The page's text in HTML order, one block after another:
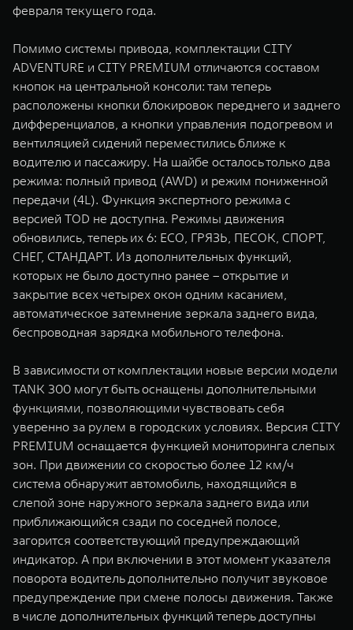
февраля текущего года.
Помимо системы привода, комплектации CITY
ADVENTURE и CITY PREMIUM отличаются составом
кнопок на центральной консоли: там теперь
расположены кнопки блокировок переднего и заднего
дифференциалов, а кнопки управления подогревом и
вентиляцией сидений переместились ближе к
водителю и пассажиру. На шайбе осталось только два
режима: полный привод (AWD) и режим пониженной
передачи (4L). Функция экспертного режима с
версией TOD не доступна. Режимы движения
обновились, теперь их 6: ECO, ГРЯЗЬ, ПЕСОК, СПОРТ,
СНЕГ, СТАНДАРТ. Из дополнительных функций,
которых не было доступно ранее – открытие и
закрытие всех четырех окон одним касанием,
автоматическое затемнение зеркала заднего вида,
беспроводная зарядка мобильного телефона.
В зависимости от комплектации новые версии модели
TANK 300 могут быть оснащены дополнительными
функциями, позволяющими чувствовать себя
уверенно за рулем в городских условиях. Версия CITY
PREMIUM оснащается функцией мониторинга слепых
зон. При движении со скоростью более 12 км/ч
система обнаружит автомобиль, находящийся в
слепой зоне наружного зеркала заднего вида или
приближающийся сзади по соседней полосе,
загорится соответствующий предупреждающий
индикатор. А при включении в этот момент указателя
поворота водитель дополнительно получит звуковое
предупреждение при смене полосы движения. Также
в числе дополнительных функций теперь доступны